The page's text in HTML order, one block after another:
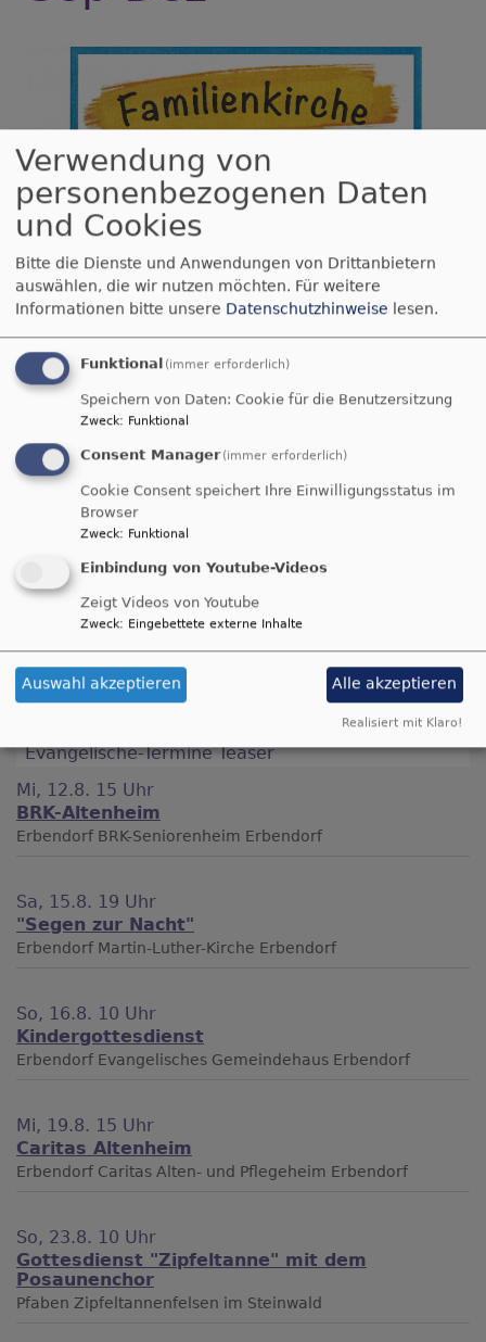
Familienkirche
Familie
Luther Kirche
2023
Evangelische-Termine Teaser
Mi, 12.8. 15 Uhr
BRK-Altenheim
Erbendorf BRK-Seniorenheim Erbendorf
Sa, 15.8. 19 Uhr
"Segen zur Nacht"
Erbendorf Martin-Luther-Kirche Erbendorf
So, 16.8. 10 Uhr
Kindergottesdienst
Erbendorf Evangelisches Gemeindehaus Erbendorf
Mi, 19.8. 15 Uhr
Caritas Altenheim
Erbendorf Caritas Alten- und Pflegeheim Erbendorf
So, 23.8. 10 Uhr
Gottesdienst "Zipfeltanne" mit dem
Posaunenchor
Pfaben Zipfeltannenfelsen im Steinwald
Verwendung von
personenbezogenen Daten
und Cookies
Bitte die Dienste und Anwendungen von Drittanbietern
auswählen, die wir nutzen möchten. Für weitere
Informationen bitte unsere Datenschutzhinweise lesen.
Funktional (immer erforderlich)
Speichern von Daten: Cookie für die Benutzersitzung
Zweck: Funktional
Consent Manager (immer erforderlich)
Cookie Consent speichert Ihre Einwilligungsstatus im
Browser
Zweck: Funktional
Einbindung von Youtube-Videos
Zeigt Videos von Youtube
Zweck: Eingebettete externe Inhalte
Auswahl akzeptieren Alle akzeptieren
Realisiert mit Klaro!